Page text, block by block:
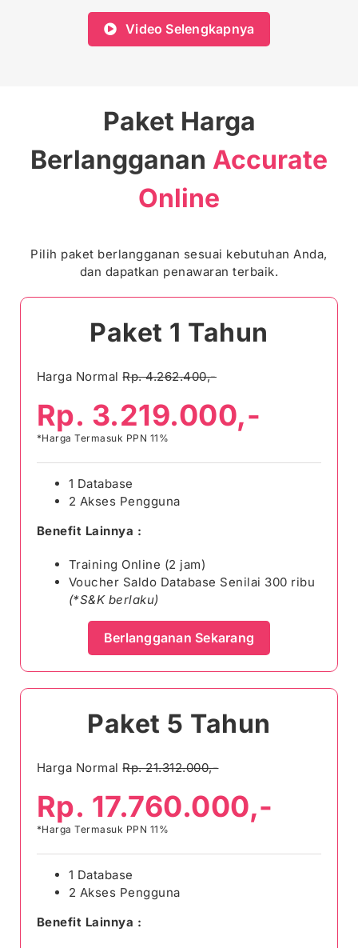
Video Selengkapnya
Paket Harga
Berlangganan Accurate
Online
Pilih paket berlangganan sesuai kebutuhan Anda,
dan dapatkan penawaran terbaik.
Paket 1 Tahun
Harga NormalRp. 4.262.400,-
Rp. 3.219.000,-
*Harga Termasuk PPN 11%
1 Database
2 Akses Pengguna
Benefit Lainnya :
Training Online (2 jam)
Voucher Saldo Database Senilai 300 ribu
(*S&K berlaku)
Berlangganan Sekarang
Paket 5 Tahun
Harga NormalRp. 21.312.000,-
Rp. 17.760.000,-
*Harga Termasuk PPN 11%
1 Database
2 Akses Pengguna
Benefit Lainnya :